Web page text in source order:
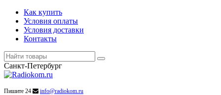
Как купить
Условия оплаты
Условия доставки
Контакты
Санкт-Петербург
Пишите 24 info@radiokom.ru